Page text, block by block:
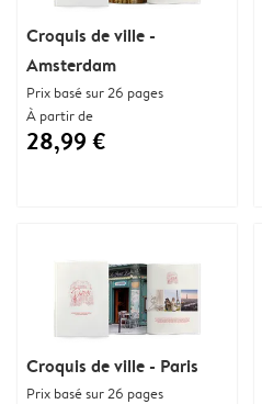
Croquis de ville -
Amsterdam
Prix basé sur 26 pages
À partir de
28,99 €
Croquis de ville - Paris
Prix basé sur 26 pages